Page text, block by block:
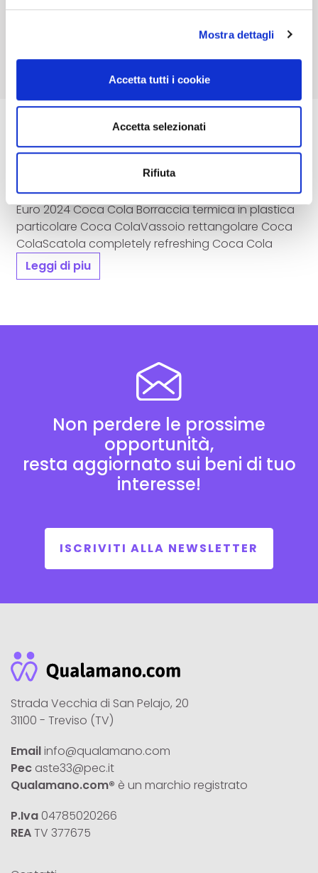
Mostra dettagli
Accetta tutti i cookie
Accetta selezionati
Rifiuta
Descrizione
Set porta salviette composto da n.6 pezzi Coca
Cola N. 2 tappetini Coca Cola Borsetta di plastica
Euro 2024 Coca Cola Borraccia termica in plastica
particolare Coca ColaVassoio rettangolare Coca
ColaScatola completely refreshing Coca Cola
Leggi di piu
Non perdere le prossime
opportunità,
resta aggiornato sui beni di tuo
interesse!
ISCRIVITI ALLA NEWSLETTER
Strada Vecchia di San Pelajo, 20
31100 - Treviso (TV)
Emailinfo@qualamano.com
Pec aste33@pec.it
Qualamano.com® è un marchio registrato
P.Iva 04785020266
REATV 377675